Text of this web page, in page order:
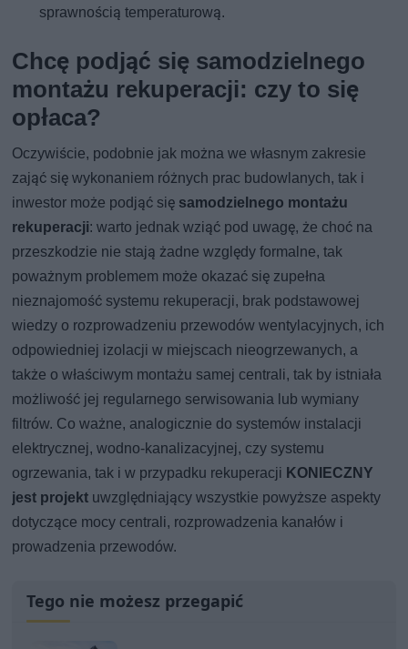
sprawnością temperaturową.
Chcę podjąć się samodzielnego
montażu rekuperacji: czy to się
opłaca?
Oczywiście, podobnie jak można we własnym zakresie
zająć się wykonaniem różnych prac budowlanych, tak i
inwestor może podjąć się samodzielnego montażu
rekuperacji: warto jednak wziąć pod uwagę, że choć na
przeszkodzie nie stają żadne względy formalne, tak
poważnym problemem może okazać się zupełna
nieznajomość systemu rekuperacji, brak podstawowej
wiedzy o rozprowadzeniu przewodów wentylacyjnych, ich
odpowiedniej izolacji w miejscach nieogrzewanych, a
także o właściwym montażu samej centrali, tak by istniała
możliwość jej regularnego serwisowania lub wymiany
filtrów. Co ważne, analogicznie do systemów instalacji
elektrycznej, wodno-kanalizacyjnej, czy systemu
ogrzewania, tak i w przypadku rekuperacji KONIECZNY
jest projekt uwzględniający wszystkie powyższe aspekty
dotyczące mocy centrali, rozprowadzenia kanałów i
prowadzenia przewodów.
Tego nie możesz przegapić